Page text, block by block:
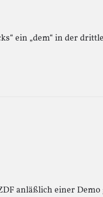
ein „dem“ in der
anläßlich einer Demo